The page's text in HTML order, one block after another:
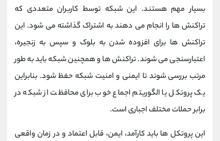
بسیار مهم هستند. این شبکه توسط کاربران متعددی که
تراکنش ها را انجام می دهند به اشتراک گذاشته می شود. این
تراکنش ها برای افزوده شدن به بلوک و سپس به زنجیره،
اعتبارسنجی می شوند. تراکنش ها و همچنین شبکه باید به طور
مرتب بررسی شوند تا ایمنی و امنیت شبکه حفظ شود. بنابراین
یک پروتکل یا الگوریتم اجماع خوب برای محافظت از شبکه در
برابر حملات مختلف اجباری است.
این پروتکل ها باید کارآمد، ایمن، قابل اعتماد و در زمان واقعی